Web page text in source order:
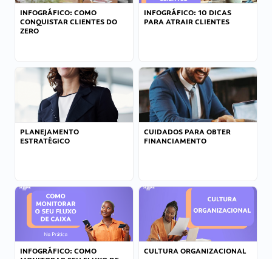
INFOGRÁFICO: COMO
CONQUISTAR CLIENTES DO
ZERO
INFOGRÁFICO: 10 DICAS
PARA ATRAIR CLIENTES
PLANEJAMENTO
ESTRATÉGICO
CUIDADOS PARA OBTER
FINANCIAMENTO
INFOGRÁFICO: COMO
CULTURA ORGANIZACIONAL